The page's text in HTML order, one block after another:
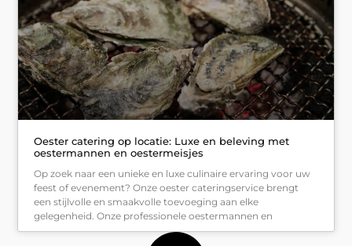
Oester catering op locatie: Luxe en beleving met
oestermannen en oestermeisjes
Op zoek naar een unieke en luxe culinaire ervaring voor uw
feest of evenement? Onze oester cateringservice brengt
een stijlvolle en smaakvolle toevoeging aan elke
gelegenheid. Onze professionele oestermannen en